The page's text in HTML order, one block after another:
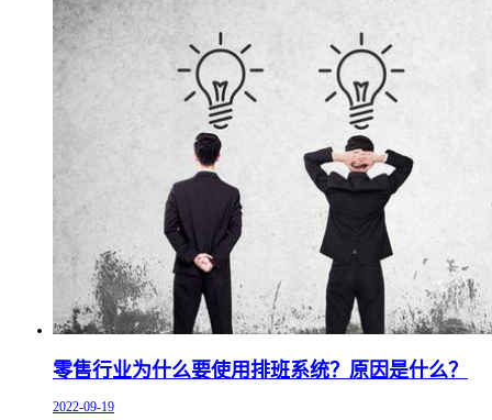
零售行业为什么要使用排班系统？原因是什么？
2022-09-19